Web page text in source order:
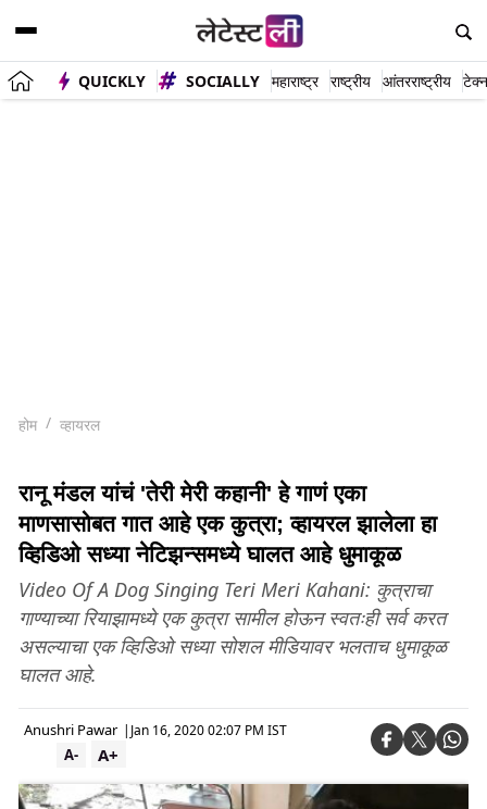
QUICKLY SOCIALLY महाराष्ट्र राष्ट्रीय आंतरराष्ट्रीय
होम व्हायरल
रानू मंडल यांचं 'तेरी मेरी कहानी' हे गाणं एका
माणसासोबत गात आहे एक कुत्रा; व्हायरल झालेला हा
व्हिडिओ सध्या नेटिझन्समध्ये घालत आहे धुमाकूळ
Video Of A Dog Singing Teri Meri Kahani: कुत्राचा
गाण्याच्या रियाझामध्ये एक कुत्रा सामील होऊन स्वतःही सर्व करत
असल्याचा एक व्हिडिओ सध्या सोशल मीडियावर भलताच धुमाकूळ
घालत आहे.
Anushri Pawar | Jan 16, 2020 02:07 PM IST
A+
A-